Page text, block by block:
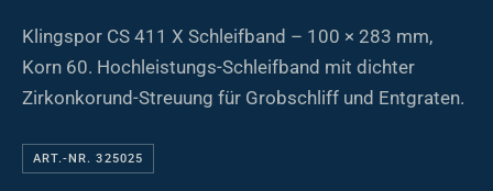
Klingspor CS 411 X Schleifband – 100 × 283 mm,
Korn 60. Hochleistungs-Schleifband mit dichter
Zirkonkorund-Streuung für Grobschliff und Entgraten.
ART.-NR. 325025